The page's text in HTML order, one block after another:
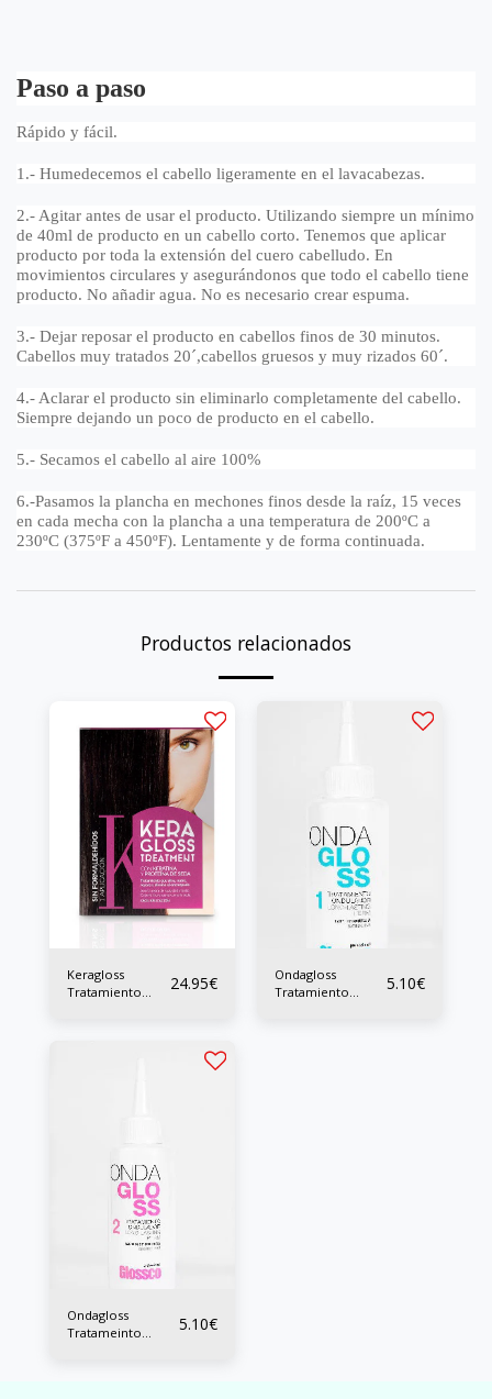
Paso a paso
Rápido y fácil.
1.- Humedecemos el cabello ligeramente en el lavacabezas.
2.- Agitar antes de usar el producto. Utilizando siempre un mínimo
de 40ml de producto en un cabello corto. Tenemos que aplicar
producto por toda la extensión del cuero cabelludo. En
movimientos circulares y asegurándonos que todo el cabello tiene
producto. No añadir agua. No es necesario crear espuma.
3.- Dejar reposar el producto en cabellos finos de 30 minutos.
Cabellos muy tratados 20´,cabellos gruesos y muy rizados 60´.
4.- Aclarar el producto sin eliminarlo completamente del cabello.
Siempre dejando un poco de producto en el cabello.
5.- Secamos el cabello al aire 100%
6.-Pasamos la plancha en mechones finos desde la raíz, 15 veces
en cada mecha con la plancha a una temperatura de 200ºC a
230ºC (375ºF a 450ºF). Lentamente y de forma continuada.
Productos relacionados
Keragloss
Tratamiento
24.95€
Ondagloss
Tratamiento
5.10€
Ondagloss
Tratameinto
5.10€